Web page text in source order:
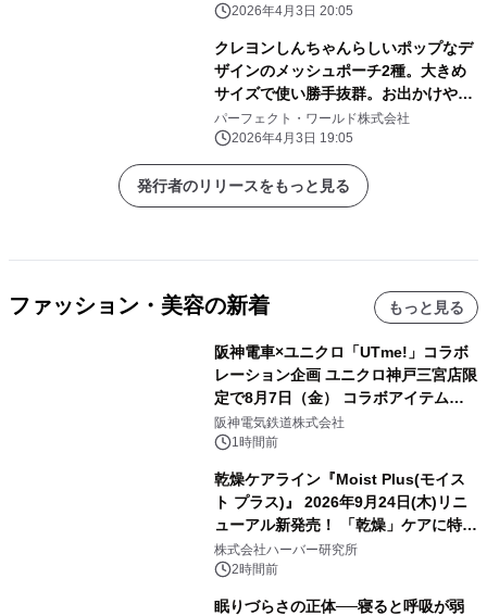
2026年4月3日 20:05
クレヨンしんちゃんらしいポップなデ
ザインのメッシュポーチ2種。大きめ
サイズで使い勝手抜群。お出かけや旅
行にぜひ！
パーフェクト・ワールド株式会社
2026年4月3日 19:05
発行者のリリースをもっと見る
ファッション・美容の新着 もっと見る
阪神電車×ユニクロ「UTme!」コラボ
レーション企画 ユニクロ神戸三宮店限
定で8月7日（金） コラボアイテムが
発売決定！
阪神電気鉄道株式会社
1時間前
乾燥ケアライン『Moist Plus(モイス
ト プラス)』 2026年9月24日(木)リニ
ューアル新発売！ 「乾燥」ケアに特化
し、ライン使いで潤いに満ちた肌へ
株式会社ハーバー研究所
2時間前
眠りづらさの正体──寝ると呼吸が弱